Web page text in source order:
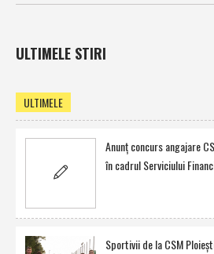
ULTIMELE STIRI
ULTIMELE
Anunţ concurs angajare
în cadrul Serviciului
Sportivii de la CSM